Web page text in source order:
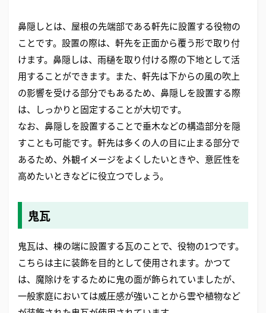
鼻隠しとは、屋根の先端部である軒先に設置する役物の
ことです。設置の際は、軒先を正面から覆う形で取り付
けます。鼻隠しは、雨樋を取り付ける際の下地として活
用することができます。また、軒先は下からの風の吹上
の影響を受ける部分でもあるため、鼻隠しを設置する際
は、しっかりと固定することが大切です。
なお、鼻隠しを設置することで垂木などの構造部分を隠
すことも可能です。軒先は多くの人の目に止まる部分で
あるため、外観イメージをよくしたいときや、意匠性を
高めたいときなどに役立つでしょう。
鬼瓦
鬼瓦は、棟の端に設置する瓦のことで、役物の1つです。
こちらは主に装飾を目的として使用されます。かつて
は、魔除けをするために鬼の面が飾られていましたが、
一般家庭においては威圧感が強いことから雲や植物など